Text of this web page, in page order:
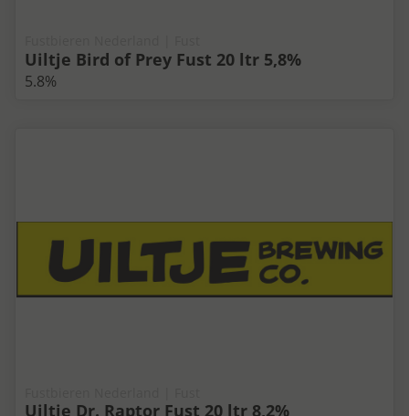
Uiltje Bird of Prey Fust 20 ltr 5,8%
5.8%
Uiltje Dr. Raptor Fust 20 ltr 8,2%